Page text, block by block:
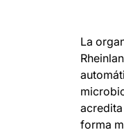
La
forma